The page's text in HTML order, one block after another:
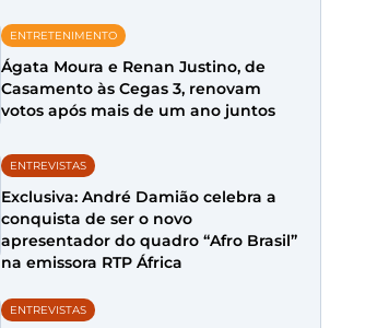
ENTRETENIMENTO
Ágata Moura e Renan Justino, de
Casamento às Cegas 3, renovam
votos após mais de um ano juntos
ENTREVISTAS
Exclusiva: André Damião celebra a
conquista de ser o novo
apresentador do quadro “Afro Brasil”
na emissora RTP África
ENTREVISTAS